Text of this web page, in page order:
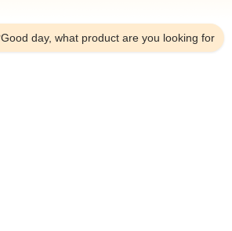
تور کارخانه
کنترل کیفیت
Good day, what product are you looking for?